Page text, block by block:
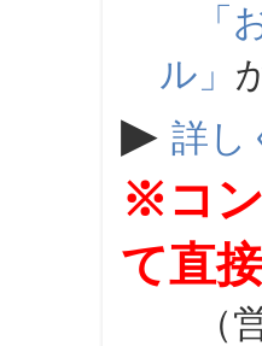
「
ル」
▶ 詳し
※コ
て直
（営